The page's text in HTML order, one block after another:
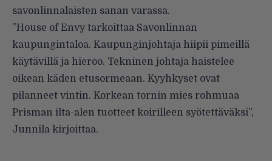
savonlinnalaisten sanan varassa.
”House of Envy tarkoittaa Savonlinnan
kaupungintaloa. Kaupunginjohtaja hiipii pimeillä
käytävillä ja hieroo. Tekninen johtaja haistelee
oikean käden etusormeaan. Kyyhkyset ovat
pilanneet vintin. Korkean tornin mies rohmuaa
Prisman ilta-alen tuotteet koirilleen syötettäväksi”,
Junnila kirjoittaa.